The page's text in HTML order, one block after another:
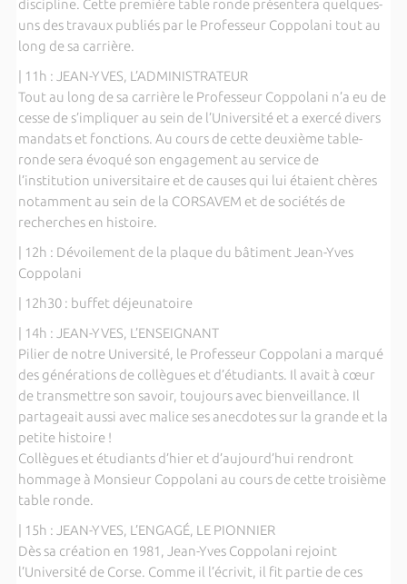
discipline. Cette première table ronde présentera quelques-
uns des travaux publiés par le Professeur Coppolani tout au
long de sa carrière.
| 11h : JEAN-YVES, L’ADMINISTRATEUR
Tout au long de sa carrière le Professeur Coppolani n’a eu de
cesse de s’impliquer au sein de l’Université et a exercé divers
mandats et fonctions. Au cours de cette deuxième table-
ronde sera évoqué son engagement au service de
l’institution universitaire et de causes qui lui étaient chères
notamment au sein de la CORSAVEM et de sociétés de
recherches en histoire.
| 12h : Dévoilement de la plaque du bâtiment Jean-Yves
Coppolani
| 12h30 : buffet déjeunatoire
| 14h : JEAN-YVES, L’ENSEIGNANT
Pilier de notre Université, le Professeur Coppolani a marqué
des générations de collègues et d’étudiants. Il avait à cœur
de transmettre son savoir, toujours avec bienveillance. Il
partageait aussi avec malice ses anecdotes sur la grande et la
petite histoire !
Collègues et étudiants d’hier et d’aujourd’hui rendront
hommage à Monsieur Coppolani au cours de cette troisième
table ronde.
| 15h : JEAN-YVES, L’ENGAGÉ, LE PIONNIER
Dès sa création en 1981, Jean-Yves Coppolani rejoint
l’Université de Corse. Comme il l’écrivit, il fit partie de ces